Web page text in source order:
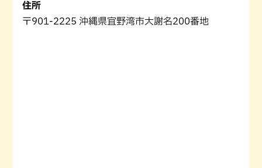
住所
〒901-2225 沖縄県宜野湾市大謝名200番地